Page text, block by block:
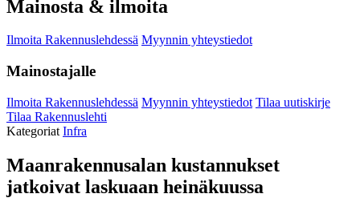
Mainosta & ilmoita
Ilmoita Rakennuslehdessä Myynnin yhteystiedot
Mainostajalle
Ilmoita Rakennuslehdessä Myynnin yhteystiedot Tilaa uutiskirje
Tilaa Rakennuslehti
Kategoriat Infra
Maanrakennusalan kustannukset
jatkoivat laskuaan heinäkuussa